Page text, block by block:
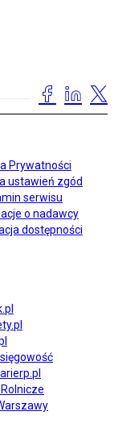
Prywatności
ustawień zgód
serwisu
o nadawcy
dostępności